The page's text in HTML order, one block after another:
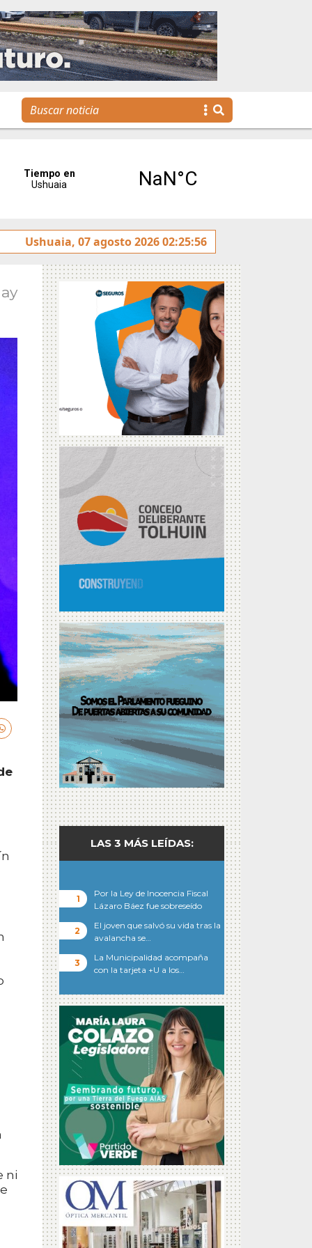
Se realizó la reunión de Labor
Ushuaia, 07 agosto 2026 02:25:56
ni
LAS 3 MÁS LEÍDAS:
Por la Ley de Inocencia Fiscal
Lázaro Báez fue sobreseído
El joven que salvó su vida tras la
avalancha se…
La Municipalidad acompaña
con la tarjeta +U a los…